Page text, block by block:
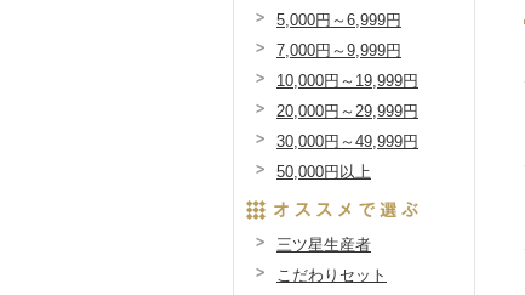
5,000円～6,999円
7,000円～9,999円
10,000円～19,999円
20,000円～29,999円
30,000円～49,999円
50,000円以上
三ツ星生産者
こだわりセット